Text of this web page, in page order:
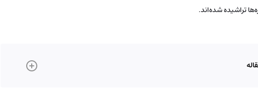
تراشیده شده‌اند.